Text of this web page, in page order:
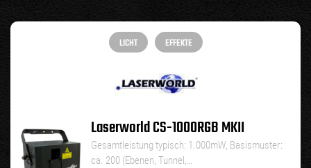
LICHT EFFEKTE
Laserworld CS-1000RGB MKII
Gesamtleistung typisch: 1.000mW, Basismuster:
ca. 200 (Ebenen, Tunnel,…